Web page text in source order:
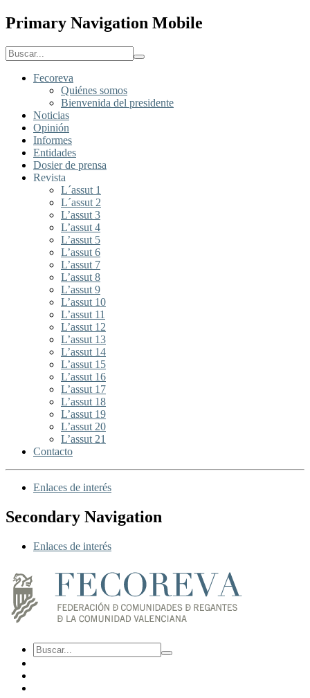
Primary Navigation Mobile
Fecoreva
Quiénes somos
Bienvenida del presidente
Noticias
Opinión
Informes
Entidades
Dosier de prensa
Revista
L´assut 1
L´assut 2
L’assut 3
L’assut 4
L’assut 5
L’assut 6
L’assut 7
L’assut 8
L’assut 9
L’assut 10
L’assut 11
L’assut 12
L’assut 13
L’assut 14
L’assut 15
L’assut 16
L’assut 17
L’assut 18
L’assut 19
L’assut 20
L’assut 21
Contacto
Enlaces de interés
Secondary Navigation
Enlaces de interés